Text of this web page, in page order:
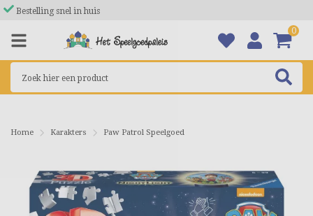
Bestelling snel in huis
0
Home Karakters Paw Patrol Speelgoed